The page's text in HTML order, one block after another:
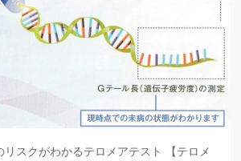
リスクがわかるテロメアテスト 【テロメ